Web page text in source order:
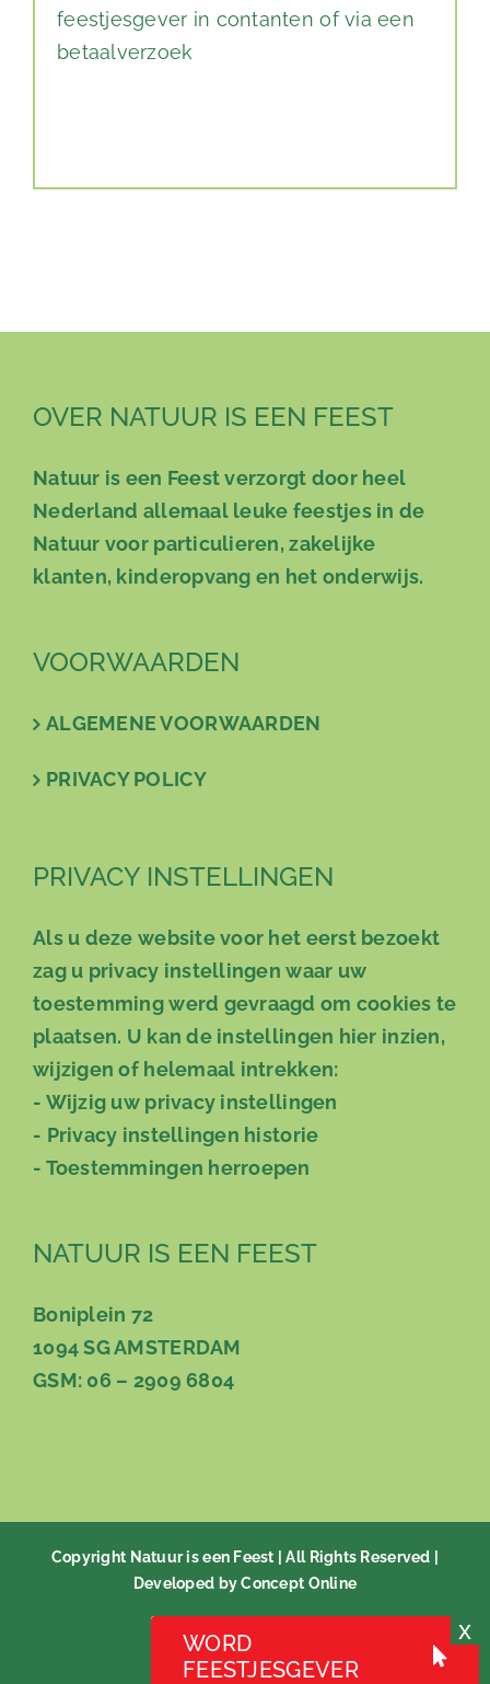
feestjesgever in contanten of via een
betaalverzoek
OVER NATUUR IS EEN FEEST
Natuur is een Feest verzorgt door heel
Nederland allemaal leuke feestjes in de
Natuur voor particulieren, zakelijke
klanten, kinderopvang en het onderwijs.
VOORWAARDEN
ALGEMENE VOORWAARDEN
PRIVACY POLICY
PRIVACY INSTELLINGEN
Als u deze website voor het eerst bezoekt
zag u privacy instellingen waar uw
toestemming werd gevraagd om cookies te
plaatsen. U kan de instellingen hier inzien,
wijzigen of helemaal intrekken:
- Wijzig uw privacy instellingen
- Privacy instellingen historie
- Toestemmingen herroepen
NATUUR IS EEN FEEST
Boniplein 72
1094 SG AMSTERDAM
GSM: 06 – 2909 6804
Copyright Natuur is een Feest | All Rights Reserved |
Developed by Concept Online
Facebook
X
WORD
FEESTJESGEVER